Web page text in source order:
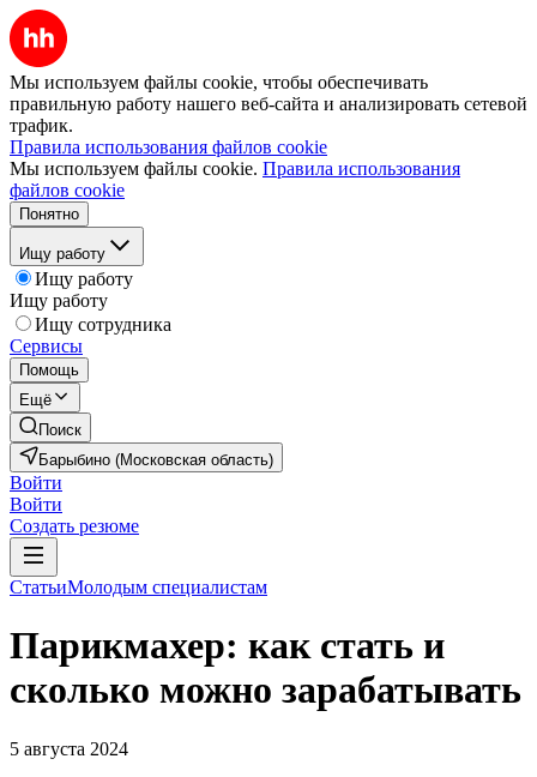
Мы используем файлы cookie, чтобы обеспечивать
правильную работу нашего веб-сайта и анализировать сетевой
трафик.
Правила использования файлов cookie
Мы используем файлы cookie. Правила использования
файлов cookie
Понятно
Ищу работу
Ищу работу
Ищу работу
Ищу сотрудника
Сервисы
Помощь
Ещё
Поиск
Барыбино (Московская область)
Войти
Войти
Создать резюме
СтатьиМолодым специалистам
Парикмахер: как стать и
сколько можно зарабатывать
5 августа 2024